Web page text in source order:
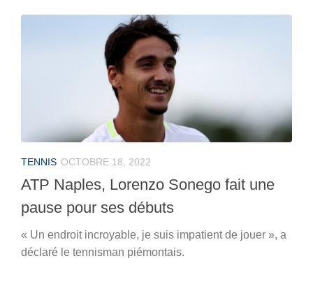
TENNIS OCTOBRE 18, 2022
ATP Naples, Lorenzo Sonego fait une
pause pour ses débuts
« Un endroit incroyable, je suis impatient de jouer », a
déclaré le tennisman piémontais.